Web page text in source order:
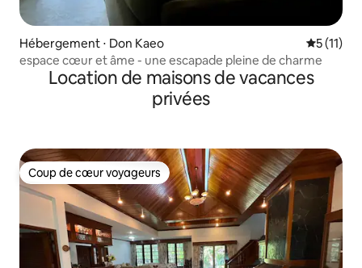
Hébergement ⋅ Don Kaeo
5 (11)
espace cœur et âme - une escapade pleine de charme
Location de maisons de vacances
privées
Coup de cœur voyageurs
Coup de cœur voyageurs